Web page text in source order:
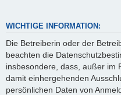
WICHTIGE INFORMATION:
Die Betreiberin oder der
beachten die
insbesondere, dass, außer im
damit einhergehenden
persönlichen Daten von